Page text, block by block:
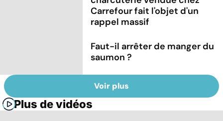
Carrefour fait l'objet d'un
rappel massif
Faut-il arrêter de manger du
saumon ?
Voir plus
Plus de vidéos